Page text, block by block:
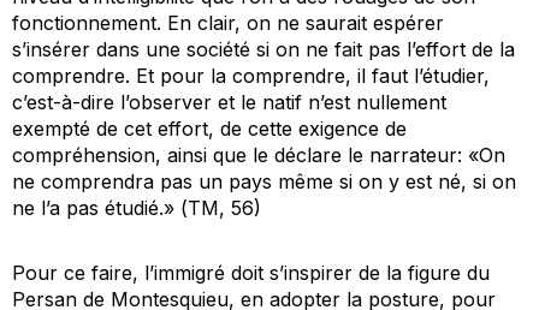
fonctionnement. En clair, on ne saurait espérer
s’insérer dans une société si on ne fait pas l’effort de la
comprendre. Et pour la comprendre, il faut l’étudier,
c’est-à-dire l’observer et le natif n’est nullement
exempté de cet effort, de cette exigence de
compréhension, ainsi que le déclare le narrateur: «On
ne comprendra pas un pays même si on y est né, si on
ne l’a pas étudié.» (TM, 56)
Pour ce faire, l’immigré doit s’inspirer de la figure du
Persan de Montesquieu, en adopter la posture, pour